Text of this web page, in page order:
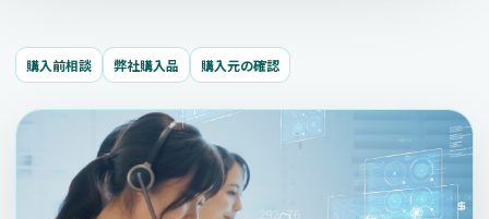
購入前相談 弊社購入品 購入元の確認